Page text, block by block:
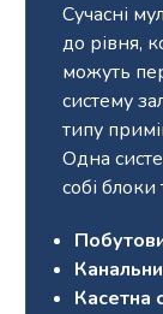
Сучасні
до рівня,
можуть
систему
типу
Одна
собі блоки
Касетна